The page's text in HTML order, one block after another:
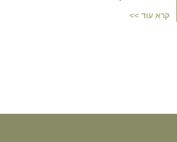
קרא עוד >>